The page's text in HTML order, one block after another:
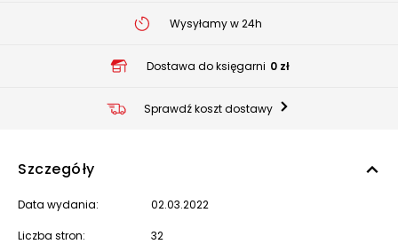
Wysyłamy w 24h
Dostawa do księgarni 0 zł
Sprawdź koszt dostawy
Szczegóły
Data wydania: 02.03.2022
Liczba stron: 32